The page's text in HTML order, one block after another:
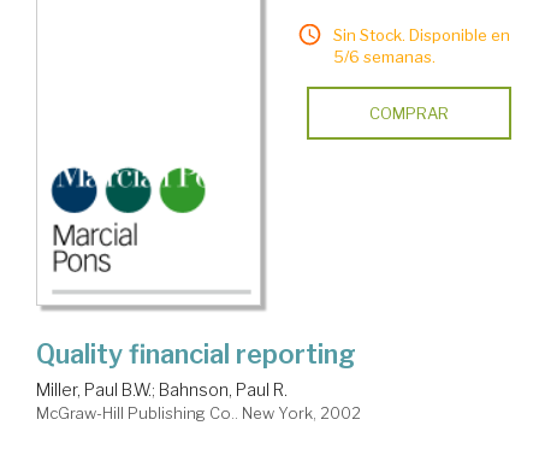
Sin Stock. Disponible en
5/6 semanas.
COMPRAR
Quality financial reporting
Miller, Paul B.W.; Bahnson, Paul R.
McGraw-Hill Publishing Co.. New York, 2002